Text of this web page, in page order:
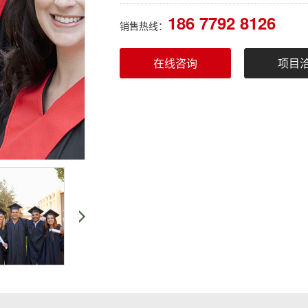
销售热线： 186 7792 8126
在线咨询 项目